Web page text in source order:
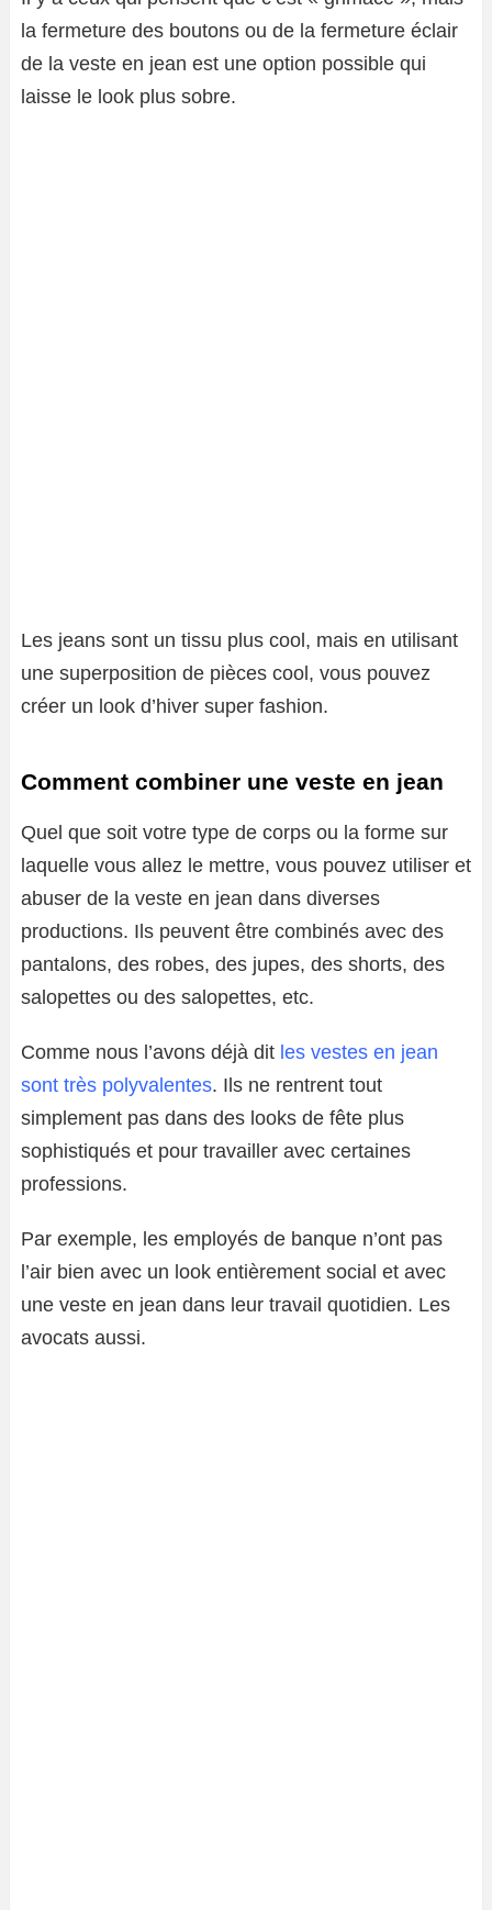
la fermeture des boutons ou de la fermeture éclair
de la veste en jean est une option possible qui
laisse le look plus sobre.
Les jeans sont un tissu plus cool, mais en utilisant
une superposition de pièces cool, vous pouvez
créer un look d’hiver super fashion.
Comment combiner une veste en jean
Quel que soit votre type de corps ou la forme sur
laquelle vous allez le mettre, vous pouvez utiliser et
abuser de la veste en jean dans diverses
productions. Ils peuvent être combinés avec des
pantalons, des robes, des jupes, des shorts, des
salopettes ou des salopettes, etc.
Comme nous l’avons déjà dit les vestes en jean
sont très polyvalentes. Ils ne rentrent tout
simplement pas dans des looks de fête plus
sophistiqués et pour travailler avec certaines
professions.
Par exemple, les employés de banque n’ont pas
l’air bien avec un look entièrement social et avec
une veste en jean dans leur travail quotidien. Les
avocats aussi.